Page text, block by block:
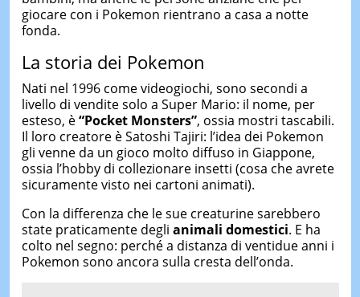
giocare con i Pokemon rientrano a casa a notte
fonda.
La storia dei Pokemon
Nati nel 1996 come videogiochi, sono secondi a
livello di vendite solo a Super Mario: il nome, per
esteso, è“Pocket Monsters”, ossia mostri tascabili.
Il loro creatore è Satoshi Tajiri: l’idea dei Pokemon
gli venne da un gioco molto diffuso in Giappone,
ossia l’hobby di collezionare insetti (cosa che avrete
sicuramente visto nei cartoni animati).
Con la differenza che le sue creaturine sarebbero
state praticamente degli animali domestici. E ha
colto nel segno: perché a distanza di ventidue anni i
Pokemon sono ancora sulla cresta dell’onda.